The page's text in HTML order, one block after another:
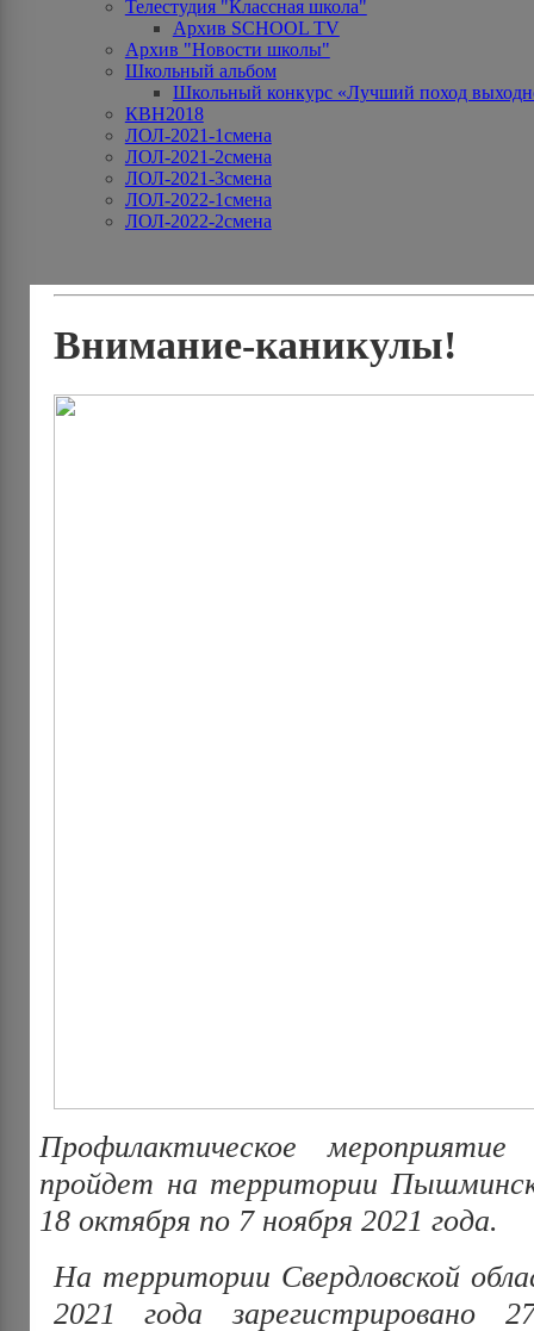
Телестудия "Классная школа"
Архив SCHOOL TV
Архив "Новости школы"
Школьный альбом
Школьный конкурс «Лучший поход
КВН2018
ЛОЛ-2021-1смена
ЛОЛ-2021-2смена
ЛОЛ-2021-3смена
ЛОЛ-2022-1смена
ЛОЛ-2022-2смена
Внимание-каникулы!
Профилактическое мероприятие
пройдет на территории
18 октября по 7 ноября 2021 года.
На территории Свердловской
2021 года